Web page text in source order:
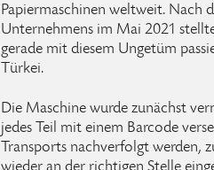
Papiermaschinen weltweit. Nach
Unternehmens im Mai 2021
gerade mit diesem Ungetüm
Türkei.
Die Maschine wurde zunächst
jedes Teil mit einem Barcode
Transports nachverfolgt werden,